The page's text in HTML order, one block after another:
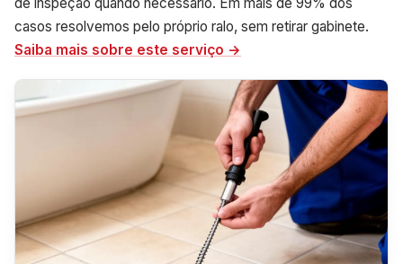
casos resolvemos pelo próprio ralo, sem retirar gabinete.
Saiba mais sobre este serviço →